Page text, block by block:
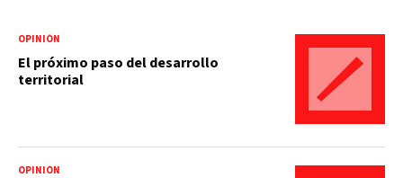
OPINIÓN
El próximo paso del desarrollo
territorial
OPINIÓN